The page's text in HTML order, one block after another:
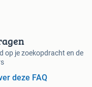
op je zoekopdracht en de
deze FAQ